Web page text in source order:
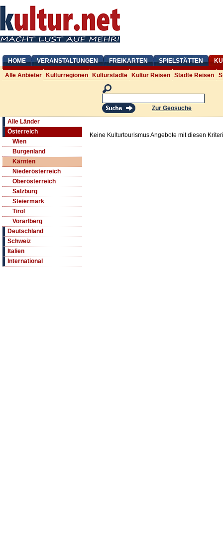
HOME VERANSTALTUNGEN FREIKARTEN SPIELSTÄTTEN
Alle Anbieter Kulturregionen Kulturstädte Kultur Reisen Städte Reisen
Zur Geosuche
Alle Länder
Österreich
Wien
Burgenland
Kärnten
Niederösterreich
Oberösterreich
Salzburg
Steiermark
Tirol
Vorarlberg
Deutschland
Schweiz
Italien
International
Keine Kulturtourismus Angebote mit diesen